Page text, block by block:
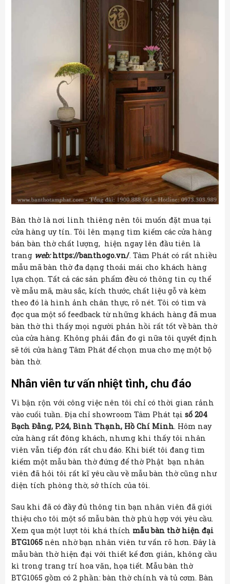
Bàn thờ là nơi linh thiêng nên tôi muốn đặt mua tại
cửa hàng uy tín. Tôi lên mạng tìm kiếm các cửa hàng
bán bàn thờ chất lượng, hiện ngay lên đầu tiên là
trang web:https://banthogo.vn/. Tâm Phát có rất nhiều
mẫu mã bàn thờ đa dạng thoải mái cho khách hàng
lựa chọn. Tất cả các sản phẩm đều có thông tin cụ thể
về mẫu mã, màu sắc, kích thước, chất liệu gỗ và kèm
theo đó là hình ảnh chân thực, rõ nét. Tôi có tìm và
đọc qua một số feedback từ những khách hàng đã mua
bàn thờ thì thấy mọi người phản hồi rất tốt về bàn thờ
của cửa hàng. Không phải đắn đo gì nữa tôi quyết định
sẽ tới cửa hàng Tâm Phát để chọn mua cho mẹ một bộ
bàn thờ.
Nhân viên tư vấn nhiệt tình, chu đáo
Vì bận rộn với công việc nên tôi chỉ có thời gian rảnh
vào cuối tuần. Địa chỉ showroom Tâm Phát tại số 204
Bạch Đằng, P.24, Bình Thạnh, Hồ Chí Minh. Hôm nay
cửa hàng rất đông khách, nhưng khi thấy tôi nhân
viên vẫn tiếp đón rất chu đáo. Khi biết tôi đang tìm
kiếm một mẫu bàn thờ đứng để thờ Phật bạn nhân
viên đã hỏi tôi rất kĩ yêu cầu về mẫu bàn thờ cũng như
diện tích phòng thờ, sở thích của tôi.
Sau khi đã có đầy đủ thông tin bạn nhân viên đã giới
thiệu cho tôi một số mẫu bàn thờ phù hợp với yêu cầu.
Xem qua một lượt tôi khá thích mẫu bàn thờ hiện đại
BTG1065 nên nhờ bạn nhân viên tư vấn rõ hơn. Đây là
mẫu bàn thờ hiện đại với thiết kế đơn giản, không cầu
kì trong trang trí hoa văn, họa tiết. Mẫu bàn thờ
BTG1065 gồm có 2 phần: bàn thờ chính và tủ cơm. Bàn